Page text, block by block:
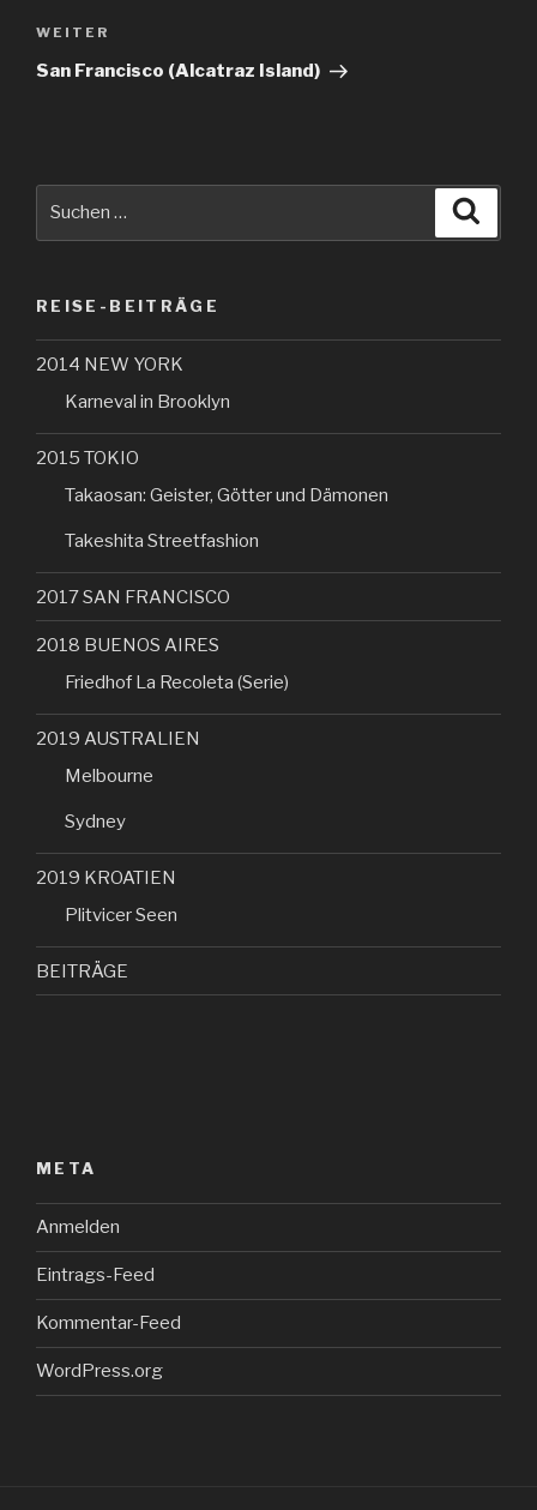
Nächster
Beitrag
WEITER
San Francisco (Alcatraz Island)
REISE-BEITRÄGE
2014 NEW YORK
Karneval in Brooklyn
2015 TOKIO
Takaosan: Geister, Götter und Dämonen
Takeshita Streetfashion
2017 SAN FRANCISCO
2018 BUENOS AIRES
Friedhof La Recoleta (Serie)
2019 AUSTRALIEN
Melbourne
Sydney
2019 KROATIEN
Plitvicer Seen
BEITRÄGE
META
Anmelden
Eintrags-Feed
Kommentar-Feed
WordPress.org